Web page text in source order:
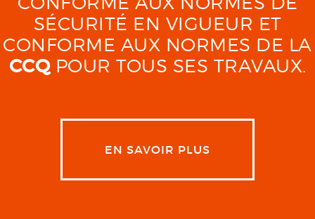
SÉCURITÉ EN VIGUEUR ET
CONFORME AUX NORMES DE LA
CCQPOUR TOUS SES TRAVAUX.
EN SAVOIR PLUS